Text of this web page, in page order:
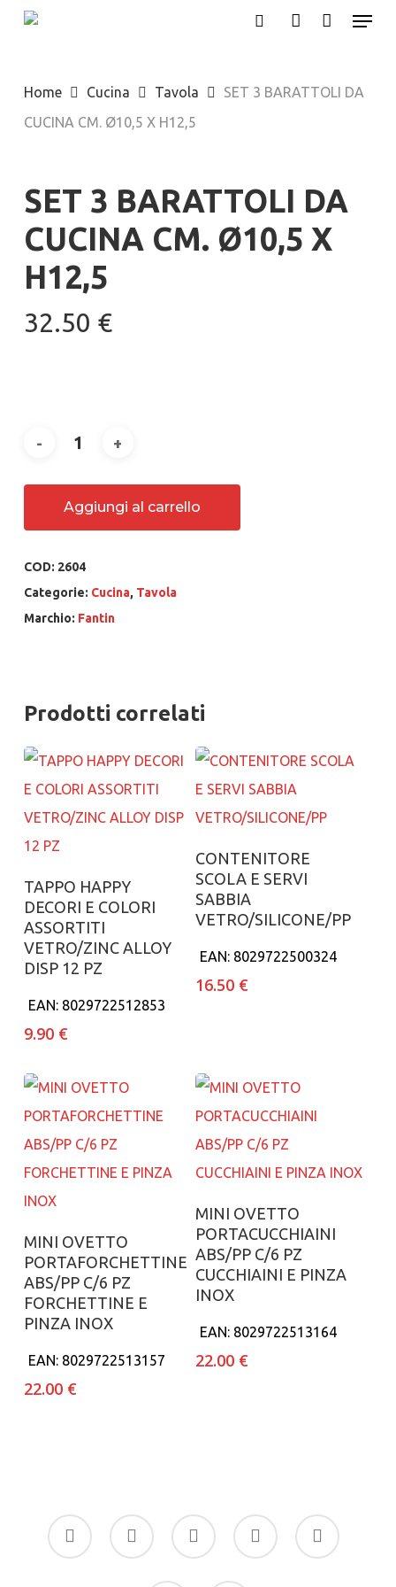
Skip
content
Menu
Home Cucina Tavola
SET 3 BARATTOLI DA
CUCINA CM. Ø10,5 X H12,5
SET 3 BARATTOLI DA
CUCINA CM. Ø10,5 X
H12,5
32.50 €
Aggiungi al carrello
COD: 2604
Categorie: Cucina, Tavola
Marchio: Fantin
Prodotti correlati
Aggiungi al carrello
TAPPO HAPPY
DECORI E COLORI
ASSORTITI
VETRO/ZINC ALLOY
DISP 12 PZ
EAN: 8029722512853
9.90 €
Aggiungi al carrello
CONTENITORE
SCOLA E SERVI
SABBIA
VETRO/SILICONE/PP
EAN: 8029722500324
16.50 €
Aggiungi al carrello
MINI OVETTO
PORTAFORCHETTINE
ABS/PP C/6 PZ
FORCHETTINE E
PINZA INOX
EAN: 8029722513157
22.00 €
Aggiungi al carrello
MINI OVETTO
PORTACUCCHIAINI
ABS/PP C/6 PZ
CUCCHIAINI E PINZA
INOX
EAN: 8029722513164
22.00 €
facebook
google-
plus
instagram whatsapp tiktok